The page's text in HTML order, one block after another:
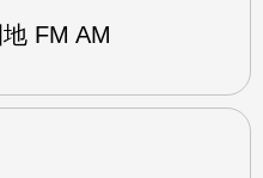
FM AM